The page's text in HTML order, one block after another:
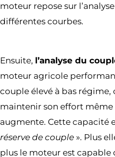
moteur repose sur
différentes courbes.
Ensuite, l’analyse du
moteur agricole
couple élevé à bas
maintenir son effort même
augmente. Cette capacité
réserve de couple ». Plus
plus le moteur est capable